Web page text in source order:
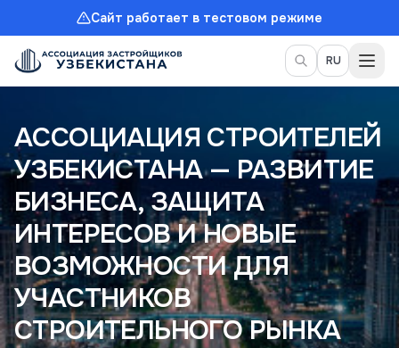
Сайт работает в тестовом режиме
RU
АССОЦИАЦИЯ СТРОИТЕЛЕЙ
УЗБЕКИСТАНА — РАЗВИТИЕ
БИЗНЕСА, ЗАЩИТА
ИНТЕРЕСОВ И НОВЫЕ
ВОЗМОЖНОСТИ ДЛЯ
УЧАСТНИКОВ
СТРОИТЕЛЬНОГО РЫНКА